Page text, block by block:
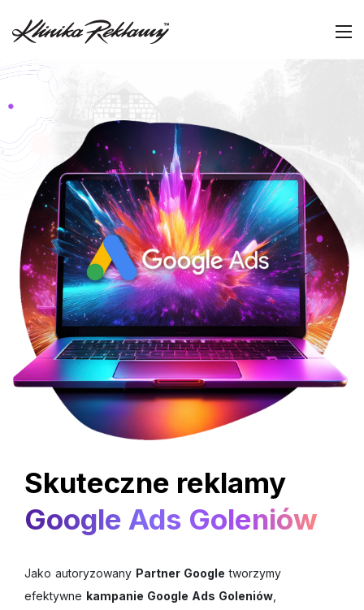
Skuteczne reklamy
Google Ads Goleniów
Jako autoryzowany Partner Google tworzymy
efektywne kampanie Google Ads Goleniów